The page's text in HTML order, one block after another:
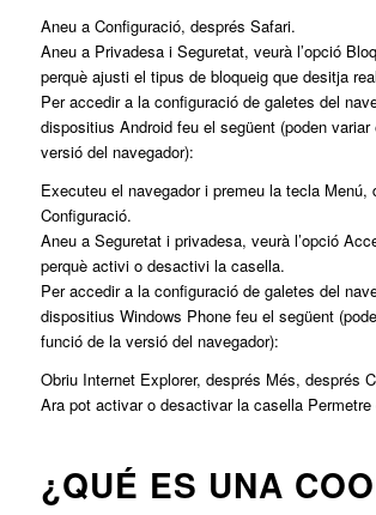
Aneu a Configuració, després Safari.
Aneu a Privadesa i Seguretat, veurà l’opció
perquè ajusti el tipus de bloqueig que desitja
Per accedir a la configuració de galetes del
dispositius Android feu el següent (poden
versió del navegador):
Executeu el navegador i premeu la tecla Menú,
Configuració.
Aneu a Seguretat i privadesa, veurà l’opció
perquè activi o desactivi la casella.
Per accedir a la configuració de galetes del
dispositius Windows Phone feu el següent
funció de la versió del navegador):
Obriu Internet Explorer, després Més, després
Ara pot activar o desactivar la casella
¿QUÉ ES UNA